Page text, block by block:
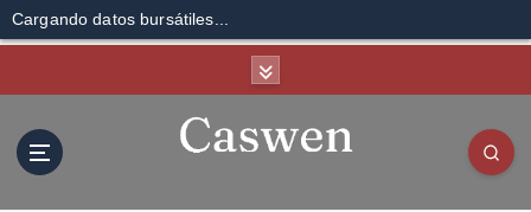
Cargando datos bursátiles...